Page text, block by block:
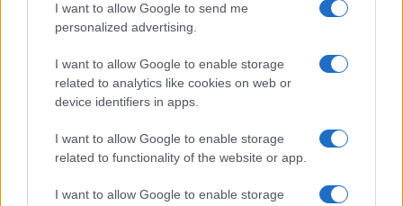
I want to allow Google to send me
personalized advertising.
I want to allow Google to enable storage
related to analytics like cookies on web or
device identifiers in apps.
I want to allow Google to enable storage
related to functionality of the website or app.
I want to allow Google to enable storage